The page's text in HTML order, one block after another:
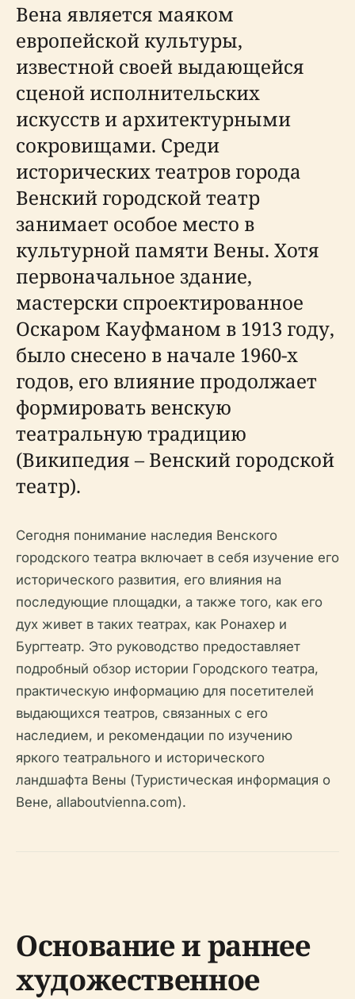
Вена является маяком
европейской культуры,
известной своей выдающейся
сценой исполнительских
искусств и архитектурными
сокровищами. Среди
исторических театров города
Венский городской театр
занимает особое место в
культурной памяти Вены. Хотя
первоначальное здание,
мастерски спроектированное
Оскаром Кауфманом в 1913 году,
было снесено в начале 1960-х
годов, его влияние продолжает
формировать венскую
театральную традицию
(Википедия – Венский городской
театр).
Сегодня понимание наследия Венского
городского театра включает в себя изучение его
исторического развития, его влияния на
последующие площадки, а также того, как его
дух живет в таких театрах, как Ронахер и
Бургтеатр. Это руководство предоставляет
подробный обзор истории Городского театра,
практическую информацию для посетителей
выдающихся театров, связанных с его
наследием, и рекомендации по изучению
яркого театрального и исторического
ландшафта Вены (Туристическая информация о
Вене, allaboutvienna.com).
Основание и раннее
художественное